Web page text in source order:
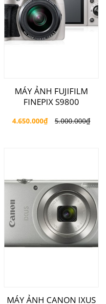
MÁY ẢNH FUJIFILM
FINEPIX S9800
4.650.000₫ 5.000.000₫
MÁY ẢNH CANON IXUS